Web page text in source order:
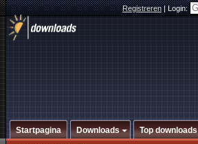
Registreren|Login:
Startpagina Downloads Top downloads